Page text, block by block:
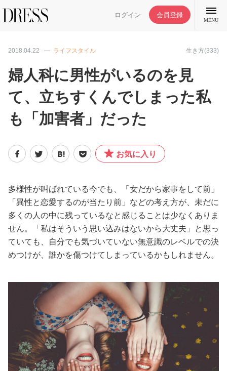
ログイン 会員登録
MENU
特集記事
DRESS部活
ライフスタイル
ファッション
恋愛/結婚/離婚
美容/健康
妊娠/出産/家族
ココロ/カラダ
グルメ
2018.04.22 ライフスタイル 生き方(333)
婦人科に男性がいるのを見
て、立ちすくんでしまった私
も「加害者」だった
お気に入り
多様性が叫ばれている今でも、「女だから家事をして前」
「異性と恋愛するのが当たり前」などの考え方が、未だに
多くの人の中に残っているなと感じることは少なくありま
せん。「私はそういう思い込みはないから大丈夫」と思っ
ていても、自分でも気づいていない無意識のレベルでの決
めつけが、誰かを傷つけてしまっているかもしれません。